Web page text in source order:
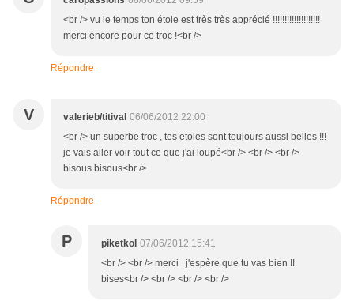
<br /> vu le temps ton étole est très très apprécié !!!!!!!!!!!!!!!!!!!!
merci encore pour ce troc !<br />
Répondre
V valerieb/titival 06/06/2012 22:00
<br /> un superbe troc , tes etoles sont toujours aussi belles !!!
je vais aller voir tout ce que j'ai loupé<br /> <br /> <br />
bisous bisous<br />
Répondre
P piketkol 07/06/2012 15:41
<br /> <br /> merci j'espère que tu vas bien !!
bises<br /> <br /> <br /> <br />